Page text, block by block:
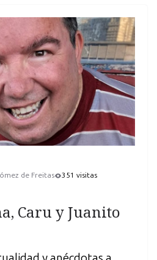
de Freitas
351 visitas
Caru y Juanito